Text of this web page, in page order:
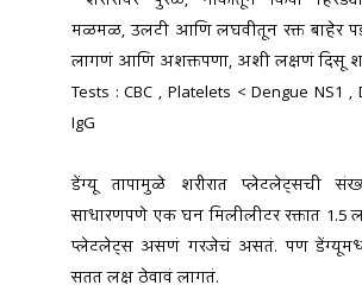
मळमळ, उलटी आणि लघवीतून रक्त बाहेर
लागणं आणि अशक्तपणा, अशी लक्षणं दिसू
Tests : CBC , Platelets < Dengue NS1 ,
IgG
डेंग्यू तापामुळे शरीरात प्लेटलेट्सची
साधारणपणे एक घन मिलीलीटर रक्तात 1.5
प्लेटलेट्स असणं गरजेचं असतं. पण डेंग्यूमध्ये
सतत लक्ष ठेवावं लागतं.